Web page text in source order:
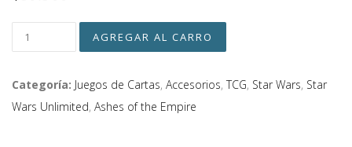
Categoría: Juegos de Cartas, Accesorios, TCG, Star Wars, Star
Wars Unlimited, Ashes of the Empire